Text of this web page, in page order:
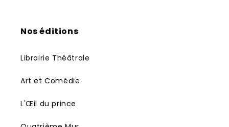
Nos éditions
Librairie Théâtrale
Art et Comédie
L'Œil du prince